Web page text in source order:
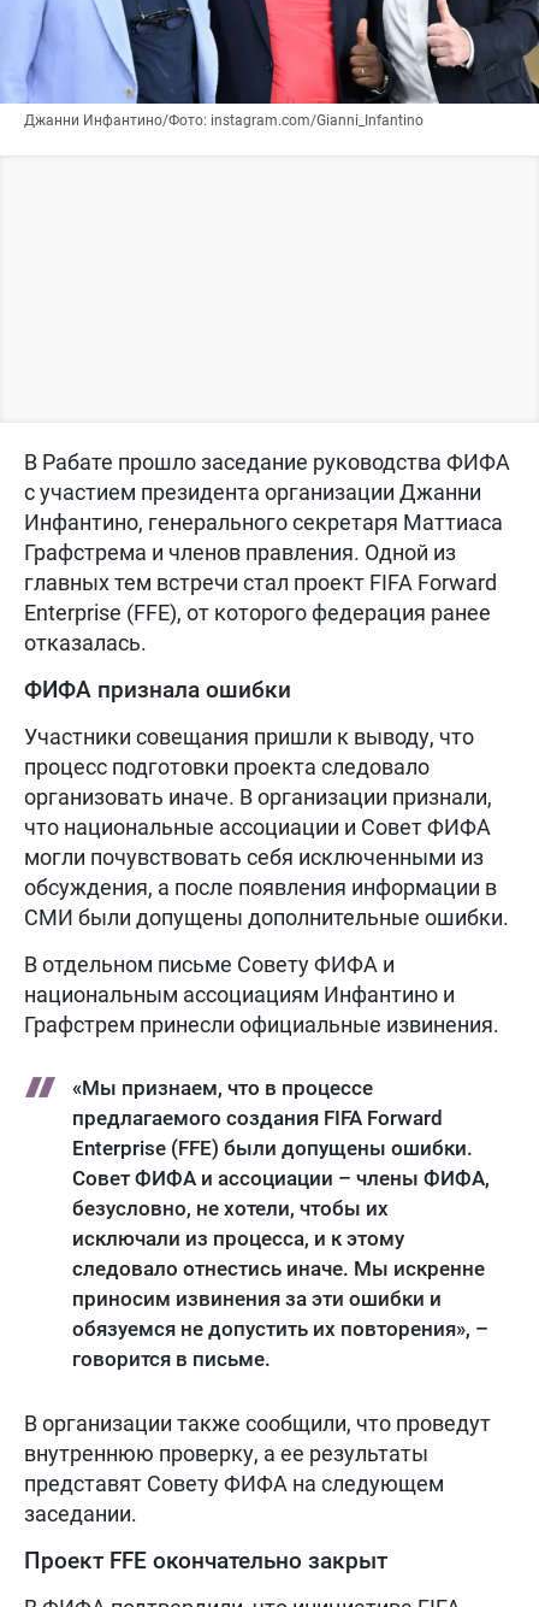
Джанни Инфантино/Фото: instagram.com/Gianni_Infantino
В Рабате прошло заседание руководства ФИФА
с участием президента организации Джанни
Инфантино, генерального секретаря Маттиаса
Графстрема и членов правления. Одной из
главных тем встречи стал проект FIFA Forward
Enterprise (FFE), от которого федерация ранее
отказалась.
ФИФА признала ошибки
Участники совещания пришли к выводу, что
процесс подготовки проекта следовало
организовать иначе. В организации признали,
что национальные ассоциации и Совет ФИФА
могли почувствовать себя исключенными из
обсуждения, а после появления информации в
СМИ были допущены дополнительные ошибки.
В отдельном письме Совету ФИФА и
национальным ассоциациям Инфантино и
Графстрем принесли официальные извинения.
«Мы признаем, что в процессе
предлагаемого создания FIFA Forward
Enterprise (FFE) были допущены ошибки.
Совет ФИФА и ассоциации – члены ФИФА,
безусловно, не хотели, чтобы их
исключали из процесса, и к этому
следовало отнестись иначе. Мы искренне
приносим извинения за эти ошибки и
обязуемся не допустить их повторения», –
говорится в письме.
В организации также сообщили, что проведут
внутреннюю проверку, а ее результаты
представят Совету ФИФА на следующем
заседании.
Проект FFE окончательно закрыт